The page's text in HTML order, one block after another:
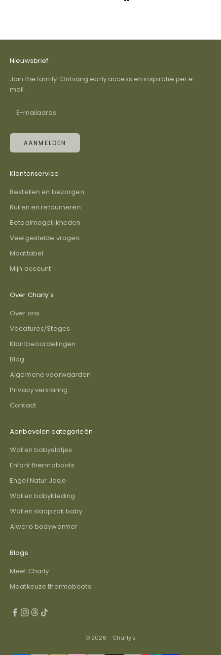
Nieuwsbrief
Join the family! Ontvang early access en inspiratie per e-
mail.
AANMELDEN
Klantenservice
Bestellen en bezorgen
Ruilen en retourneren
Betaalmogelijkheden
Veelgestelde vragen
Maattabel
Mijn account
Over Charly's
Over ons
Vacatures/Stages
Klantbeoordelingen
Blog
Algemene voorwaarden
Privacy verklaring
Contact
Aanbevolen categorieën
Wollen babyslofjes
Enfant thermoboots
Engel Natur Jasje
Wollen babykleding
Wollen slaapzak baby
Alwero bodywarmer
Blogs
Meet Charly
Maatkeuze thermoboots
© 2026 - Charly's